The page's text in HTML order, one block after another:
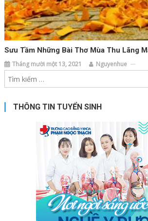
Sưu Tầm Những Bài Thơ Mùa Thu Lãng
Tháng mười một 13, 2021 Nguyenhue
THÔNG TIN TUYỂN SINH